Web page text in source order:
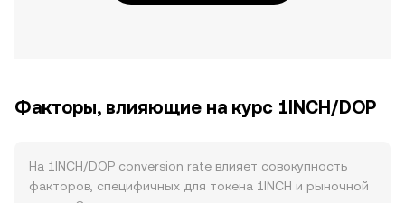
Факторы, влияющие на курс 1INCH/DOP
На 1INCH/DOP conversion rate влияет совокупность
факторов, специфичных для токена 1INCH и рыночной